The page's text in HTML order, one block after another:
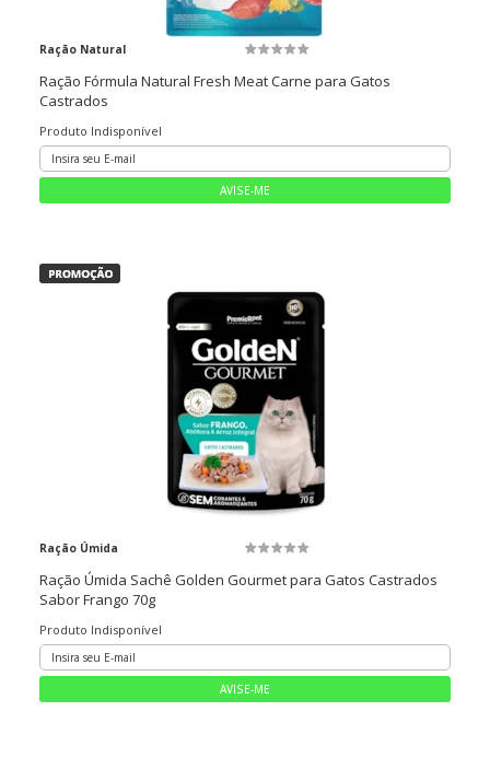
Ração Natural
Ração Fórmula Natural Fresh Meat Carne para Gatos
Castrados
Produto Indisponível
Ração Úmida
Ração Úmida Sachê Golden Gourmet para Gatos Castrados
Sabor Frango 70g
Produto Indisponível